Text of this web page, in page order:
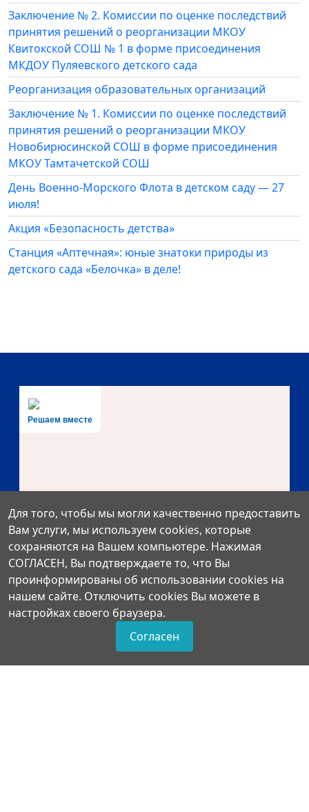
Заключение № 2. Комиссии по оценке последствий
принятия решений о реорганизации МКОУ
Квитокской СОШ № 1 в форме присоединения
МКДОУ Пуляевского детского сада
Реорганизация образовательных организаций
Заключение № 1. Комиссии по оценке последствий
принятия решений о реорганизации МКОУ
Новобирюсинской СОШ в форме присоединения
МКОУ Тамтачетской СОШ
День Военно-Морского Флота в детском саду — 27
июля!
Акция «Безопасность детства»
Станция «Аптечная»: юные знатоки природы из
детского сада «Белочка» в деле!
Решаем вместе
Есть предложения по
организации учебного процесса
или знаете, как сделать школу
Для того, чтобы мы могли качественно предоставить
Вам услуги, мы используем cookies, которые
сохраняются на Вашем компьютере. Нажимая
СОГЛАСЕН, Вы подтверждаете то, что Вы
проинформированы об использовании cookies на
нашем сайте. Отключить cookies Вы можете в
настройках своего браузера.
Согласен